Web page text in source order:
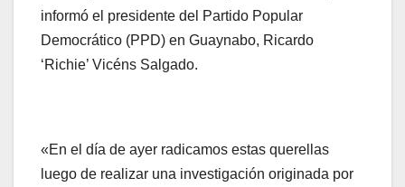
informó el presidente del Partido Popular
Democrático (PPD) en Guaynabo, Ricardo
‘Richie’ Vicéns Salgado.
«En el día de ayer radicamos estas querellas
luego de realizar una investigación originada por